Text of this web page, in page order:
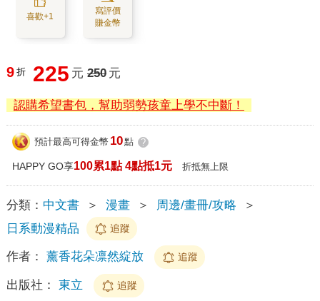
喜歡+1
寫評價
賺金幣
9 折 225 元 250 元
認購希望書包，幫助弱勢孩童上學不中斷！
預計最高可得金幣 10點 ?
HAPPY GO享100累1點 4點抵1元 折抵無上限
分類： 中文書 ＞ 漫畫 ＞ 周邊/畫冊/攻略
＞
日系動漫精品
追蹤
作者： 薰香花朵凛然綻放 追蹤
出版社： 東立 追蹤